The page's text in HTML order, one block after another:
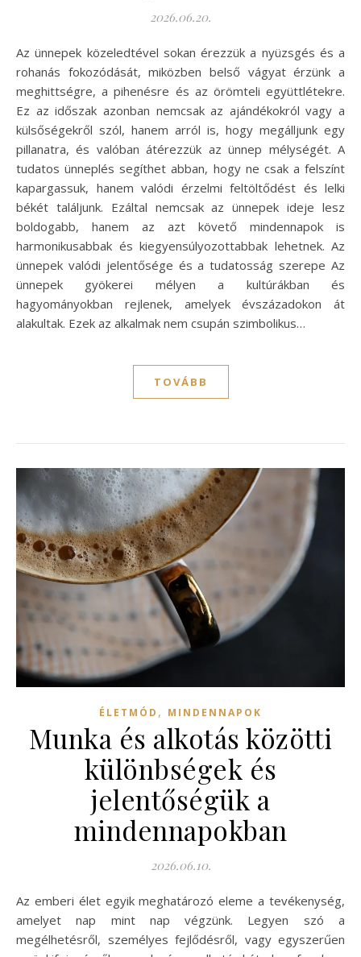
2026.06.20.
Az ünnepek közeledtével sokan érezzük a nyüzsgés és a
rohanás fokozódását, miközben belső vágyat érzünk a
meghittségre, a pihenésre és az örömteli együttlétekre.
Ez az időszak azonban nemcsak az ajándékokról vagy a
külsőségekről szól, hanem arról is, hogy megálljunk egy
pillanatra, és valóban átérezzük az ünnep mélységét. A
tudatos ünneplés segíthet abban, hogy ne csak a felszínt
kapargassuk, hanem valódi érzelmi feltöltődést és lelki
békét találjunk. Ezáltal nemcsak az ünnepek ideje lesz
boldogabb, hanem az azt követő mindennapok is
harmonikusabbak és kiegyensúlyozottabbak lehetnek. Az
ünnepek valódi jelentősége és a tudatosság szerepe Az
ünnepek gyökerei mélyen a kultúrákban és
hagyományokban rejlenek, amelyek évszázadokon át
alakultak. Ezek az alkalmak nem csupán szimbolikus…
TOVÁBB
ÉLETMÓD , MINDENNAPOK
Munka és alkotás közötti
különbségek és
jelentőségük a
mindennapokban
2026.06.10.
Az emberi élet egyik meghatározó eleme a tevékenység,
amelyet nap mint nap végzünk. Legyen szó a
megélhetésről, személyes fejlődésről, vagy egyszerűen